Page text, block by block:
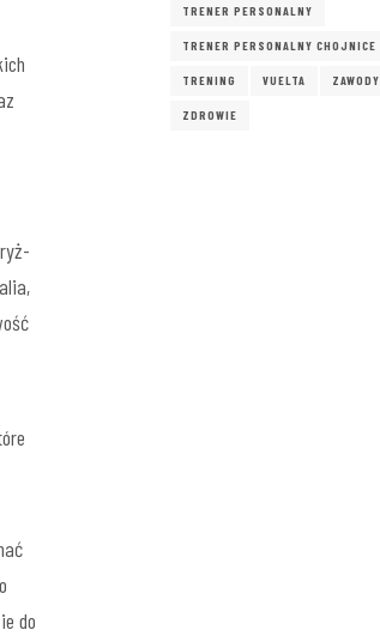
do
TRENER PERSONALNY
TRENER PERSONALNY CHOJNICE
TRENING VUELTA ZAWODY
ZDROWIE